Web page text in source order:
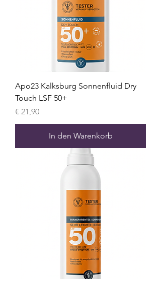
Apo23 Kalksburg Sonnenfluid Dry
Touch LSF 50+
Preis
€ 21,90
In den Warenkorb